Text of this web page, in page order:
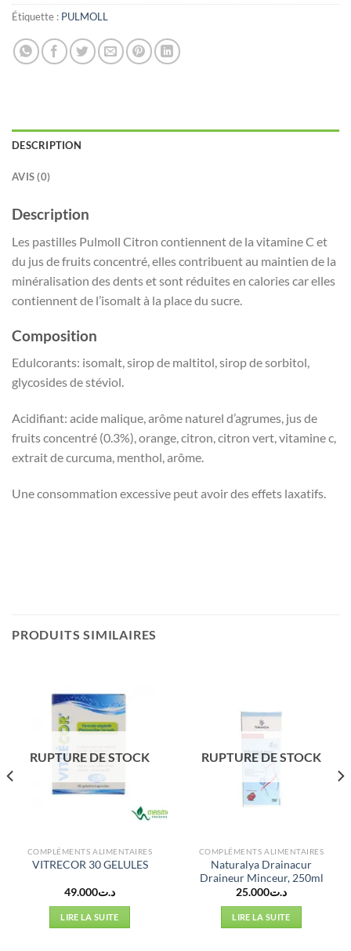
Étiquette : PULMOLL
DESCRIPTION
AVIS (0)
Description
Les pastilles Pulmoll Citron contiennent de la vitamine C et
du jus de fruits concentré, elles contribuent au maintien de la
minéralisation des dents et sont réduites en calories car elles
contiennent de l’isomalt à la place du sucre.
Composition
Edulcorants: isomalt, sirop de maltitol, sirop de sorbitol,
glycosides de stéviol.
Acidifiant: acide malique, arôme naturel d’agrumes, jus de
fruits concentré (0.3%), orange, citron, citron vert, vitamine c,
extrait de curcuma, menthol, arôme.
Une consommation excessive peut avoir des effets laxatifs.
PRODUITS SIMILAIRES
RUPTURE DE STOCK
COMPLÉMENTS ALIMENTAIRES
VITRECOR 30 GELULES
د.ت49.000
LIRE LA SUITE
RUPTURE DE STOCK
COMPLÉMENTS ALIMENTAIRES
Naturalya Drainacur
Draineur Minceur, 250ml
د.ت25.000
LIRE LA SUITE